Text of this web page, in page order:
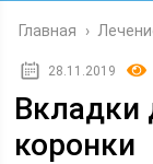
Главная ›
28.11.2019
Вкладки
коронки